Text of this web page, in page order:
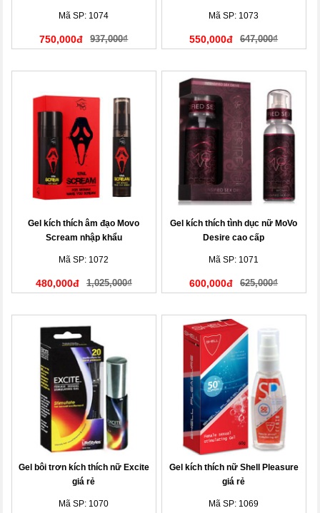
Mã SP: 1074
750,000đ 937,000₫
Mã SP: 1073
550,000đ 647,000₫
Gel kích thích âm đạo Movo
Scream nhập khẩu
Mã SP: 1072
480,000đ 1,025,000₫
Gel kích thích tình dục nữ MoVo
Desire cao cấp
Mã SP: 1071
600,000đ 625,000₫
Gel bôi trơn kích thích nữ Excite
giá rẻ
Mã SP: 1070
Gel kích thích nữ Shell Pleasure
giá rẻ
Mã SP: 1069